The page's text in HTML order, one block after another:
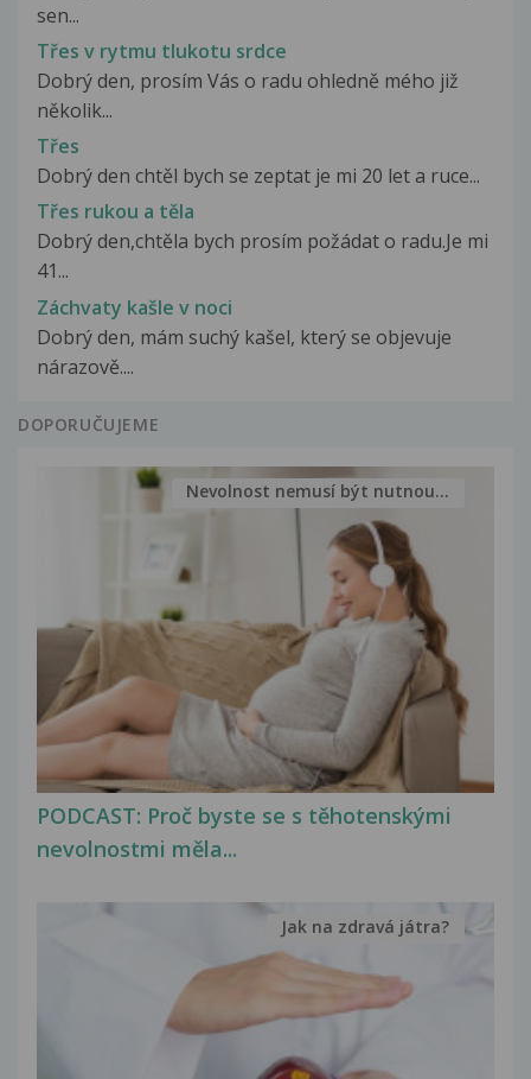
sen...
Třes v rytmu tlukotu srdce
Dobrý den, prosím Vás o radu ohledně mého již
několik...
Třes
Dobrý den chtěl bych se zeptat je mi 20 let a ruce...
Třes rukou a těla
Dobrý den,chtěla bych prosím požádat o radu.Je mi
41...
Záchvaty kašle v noci
Dobrý den, mám suchý kašel, který se objevuje
nárazově....
DOPORUČUJEME
PODCAST: Proč byste se s těhotenskými
nevolnostmi měla...
Nevolnost nemusí být nutnou...
Jak na zdravá játra?